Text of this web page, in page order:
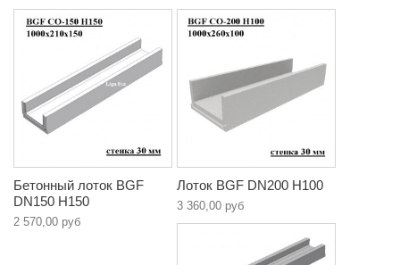
Бетонный лоток BGF
DN150 H150
2 570,00 руб
Лоток BGF DN200 H100
3 360,00 руб